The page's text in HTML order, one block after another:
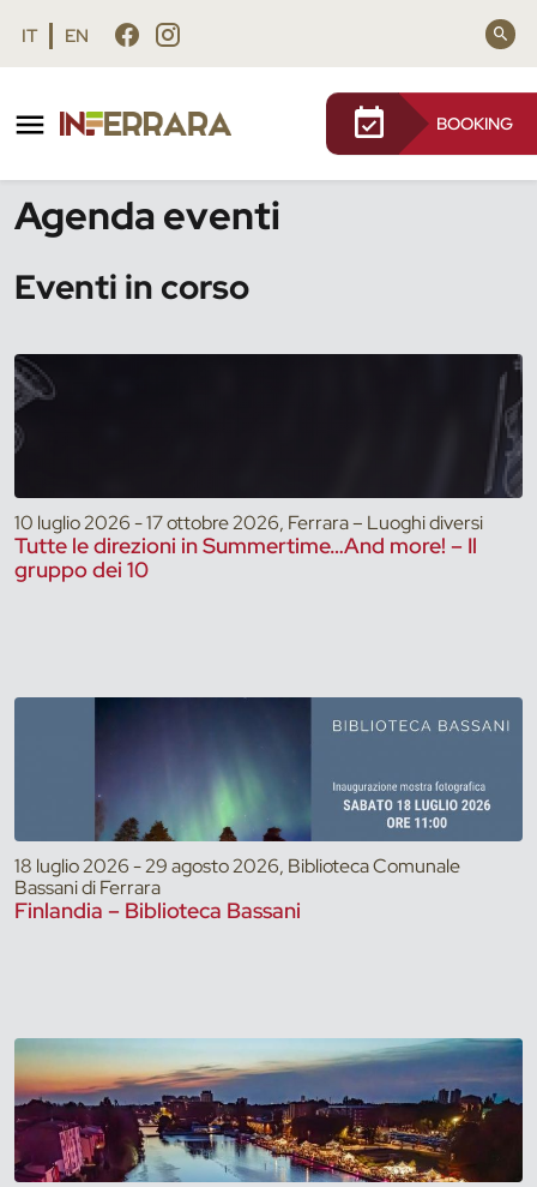
Vai al contenuto principale
Vai al footer
IT EN
BOOKING
Agenda eventi
Eventi in corso
10 luglio 2026 - 17 ottobre 2026, Ferrara – Luoghi diversi
Tutte le direzioni in Summertime…And more! – Il
gruppo dei 10
18 luglio 2026 - 29 agosto 2026, Biblioteca Comunale
Bassani di Ferrara
Finlandia – Biblioteca Bassani